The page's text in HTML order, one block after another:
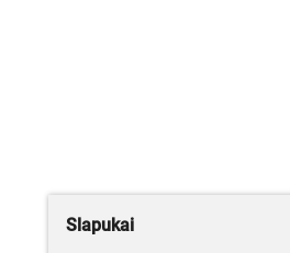
Slapukai